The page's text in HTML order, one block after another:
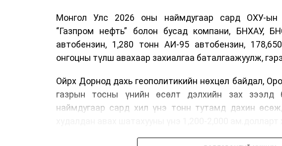
Монгол Улс 2026 оны наймдугаар сард ОХУ-ын
“Газпром нефть” болон бусад компани, БНХАУ,
автобензин, 1,280 тонн АИ-95 автобензин,
онгоцны түлш авахаар захиалгаа баталгаажуулж,
Ойрх Дорнод дахь геополитикийн нөхцөл байдал,
газрын тосны үнийн өсөлт дэлхийн зах зээлд
наймдугаар сард хил үнэ тонн тутамд дахин